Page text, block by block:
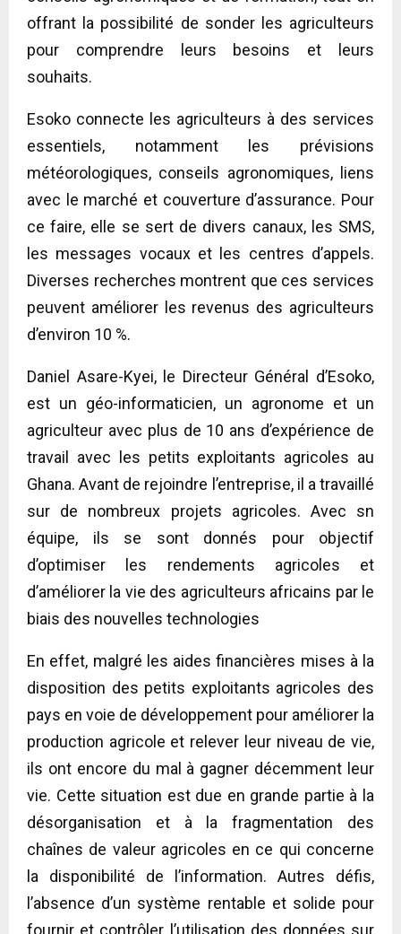
offrant la possibilité de sonder les agriculteurs
pour comprendre leurs besoins et leurs
souhaits.
Esoko connecte les agriculteurs à des services
essentiels, notamment les prévisions
météorologiques, conseils agronomiques, liens
avec le marché et couverture d’assurance. Pour
ce faire, elle se sert de divers canaux, les SMS,
les messages vocaux et les centres d’appels.
Diverses recherches montrent que ces services
peuvent améliorer les revenus des agriculteurs
d’environ 10 %.
Daniel Asare-Kyei, le Directeur Général d’Esoko,
est un géo-informaticien, un agronome et un
agriculteur avec plus de 10 ans d’expérience de
travail avec les petits exploitants agricoles au
Ghana. Avant de rejoindre l’entreprise, il a travaillé
sur de nombreux projets agricoles. Avec sn
équipe, ils se sont donnés pour objectif
d’optimiser les rendements agricoles et
d’améliorer la vie des agriculteurs africains par le
biais des nouvelles technologies
En effet, malgré les aides financières mises à la
disposition des petits exploitants agricoles des
pays en voie de développement pour améliorer la
production agricole et relever leur niveau de vie,
ils ont encore du mal à gagner décemment leur
vie. Cette situation est due en grande partie à la
désorganisation et à la fragmentation des
chaînes de valeur agricoles en ce qui concerne
la disponibilité de l’information. Autres défis,
l’absence d’un système rentable et solide pour
fournir et contrôler l’utilisation des données sur